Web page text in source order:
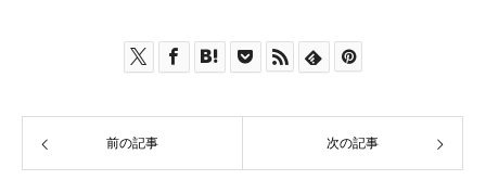
前の記事 次の記事